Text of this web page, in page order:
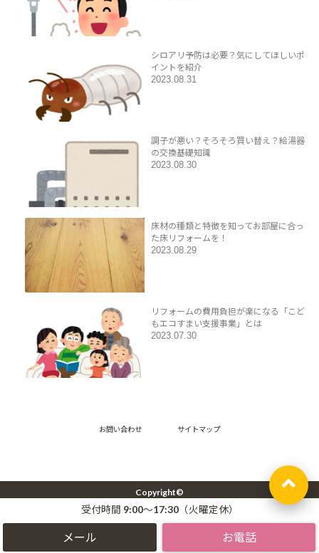
受付時間 9:00～17:30（火曜定休）
シロアリ予防は必要？気にしてほしいポ
イントを紹介
2023.08.31
調子が悪い？そろそろ買い替え？給湯器
の交換基礎知識
2023.08.30
床材の種類と特徴を知ってお部屋に合っ
た床リフォームを！
2023.08.29
リフォームの費用負担が楽になる「こど
もエコすまい支援事業」とは
2023.07.30
お問い合わせ サイトマップ
Copyright©
湘南エリア【藤沢・辻堂・茅ヶ崎・鎌倉】の二世帯住宅リフォーム -株式会社アッ
プホーム –